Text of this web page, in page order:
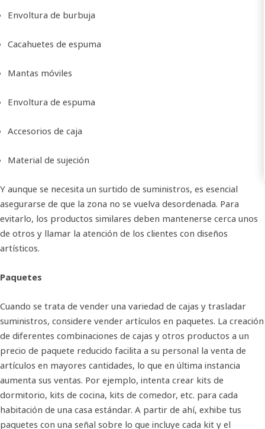
Envoltura de burbuja
Cacahuetes de espuma
Mantas móviles
Envoltura de espuma
Accesorios de caja
Material de sujeción
Y aunque se necesita un surtido de suministros, es esencial
asegurarse de que la zona no se vuelva desordenada. Para
evitarlo, los productos similares deben mantenerse cerca unos
de otros y llamar la atención de los clientes con diseños
artísticos.
Paquetes
Cuando se trata de vender una variedad de cajas y trasladar
suministros, considere vender artículos en paquetes. La creación
de diferentes combinaciones de cajas y otros productos a un
precio de paquete reducido facilita a su personal la venta de
artículos en mayores cantidades, lo que en última instancia
aumenta sus ventas. Por ejemplo, intenta crear kits de
dormitorio, kits de cocina, kits de comedor, etc. para cada
habitación de una casa estándar. A partir de ahí, exhibe tus
paquetes con una señal sobre lo que incluye cada kit y el